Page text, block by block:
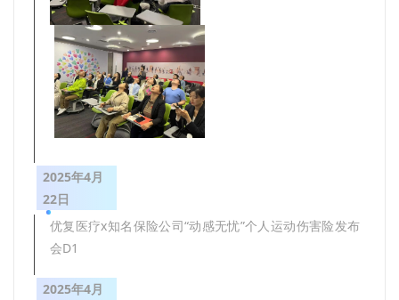
2025年4月
22日
优复医疗x知名保险公司“动感无忧”个人运动伤害险发布
会D1
2025年4月